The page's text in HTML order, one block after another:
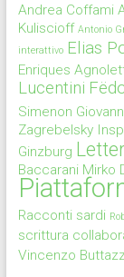
Andrea Coffami
Kuliscioff Antonio
interattivo Elias
Enriques
Lucentini
Simenon
Zagrebelsky
Ginzburg
Baccarani Mirko
Racconti sardi
scrittura
Vincenzo